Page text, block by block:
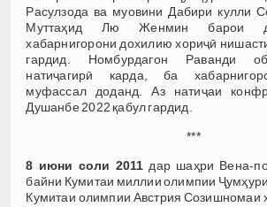
Расулзода ва муовини Дабири кулли
Муттаҳид Лю Женмин барои
хабарнигорони дохилию хориҷӣ
гардид. Номбурдагон Раванди
натиҷагирӣ карда, ба
муфассал доданд. Аз натиҷаи
Душанбе 2022 қабул гардид.
***
8 июни соли 2011 дар шаҳри Вена-
байни Кумитаи миллии олимпии
Кумитаи олимпии Австрия Созишномаи